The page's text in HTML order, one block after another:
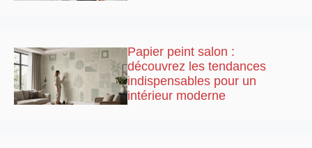
Papier peint salon :
découvrez les tendances
indispensables pour un
intérieur moderne